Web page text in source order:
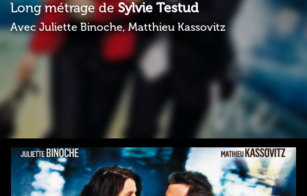
Long métrage deSylvie Testud
Avec Juliette Binoche, Matthieu Kassovitz